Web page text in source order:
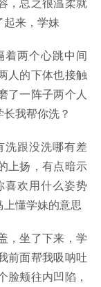
来，学妹
着两个心跳中间
人的下体也接触
了一阵子两个人
我帮你洗？
洗跟没洗哪有差
上扬，有点暗示
喜欢用什么姿势
懂学妹的意思
，坐了下来，学
前面帮我吸呐吐
脸颊往内凹陷，